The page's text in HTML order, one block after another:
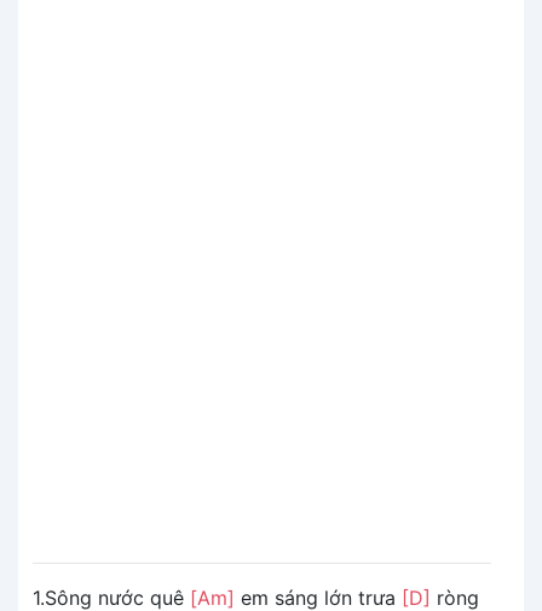
1.Sông nước quê [Am] em sáng lớn trưa [D] ròng